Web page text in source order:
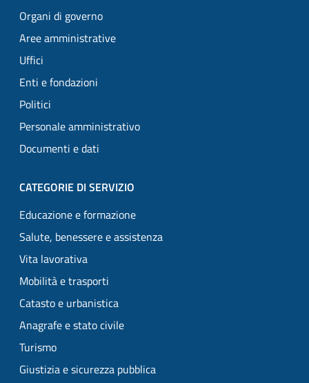
Organi di governo
Aree amministrative
Uffici
Enti e fondazioni
Politici
Personale amministrativo
Documenti e dati
CATEGORIE DI SERVIZIO
Educazione e formazione
Salute, benessere e assistenza
Vita lavorativa
Mobilità e trasporti
Catasto e urbanistica
Anagrafe e stato civile
Turismo
Giustizia e sicurezza pubblica